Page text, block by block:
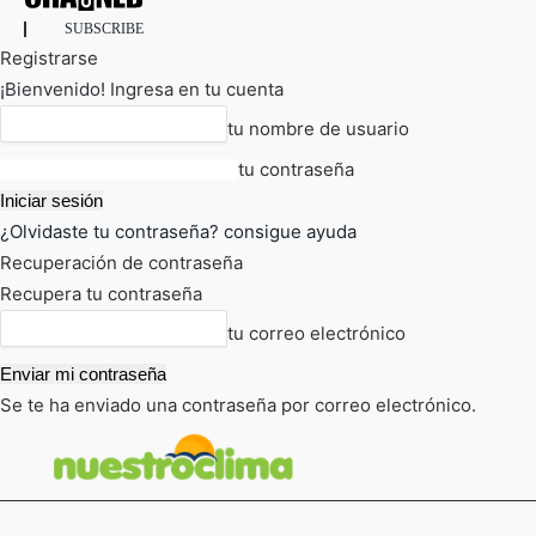
SUBSCRIBE
Registrarse
¡Bienvenido! Ingresa en tu cuenta
tu nombre de usuario
tu contraseña
¿Olvidaste tu contraseña? consigue ayuda
Recuperación de contraseña
Recupera tu contraseña
tu correo electrónico
Se te ha enviado una contraseña por correo electrónico.